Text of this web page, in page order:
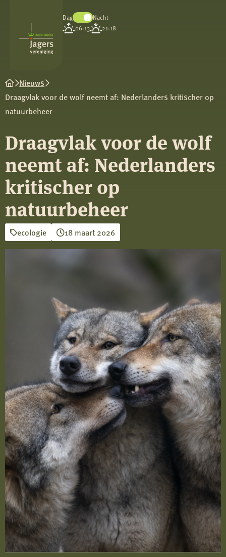
Koninklijke
Nederlandse
Jagersvereniging
Dag
Nacht
06:13
21:18
Nieuws
Draagvlak voor de wolf neemt af: Nederlanders kritischer op
natuurbeheer
Draagvlak voor de wolf
neemt af: Nederlanders
kritischer op
natuurbeheer
ecologie 18 maart 2026